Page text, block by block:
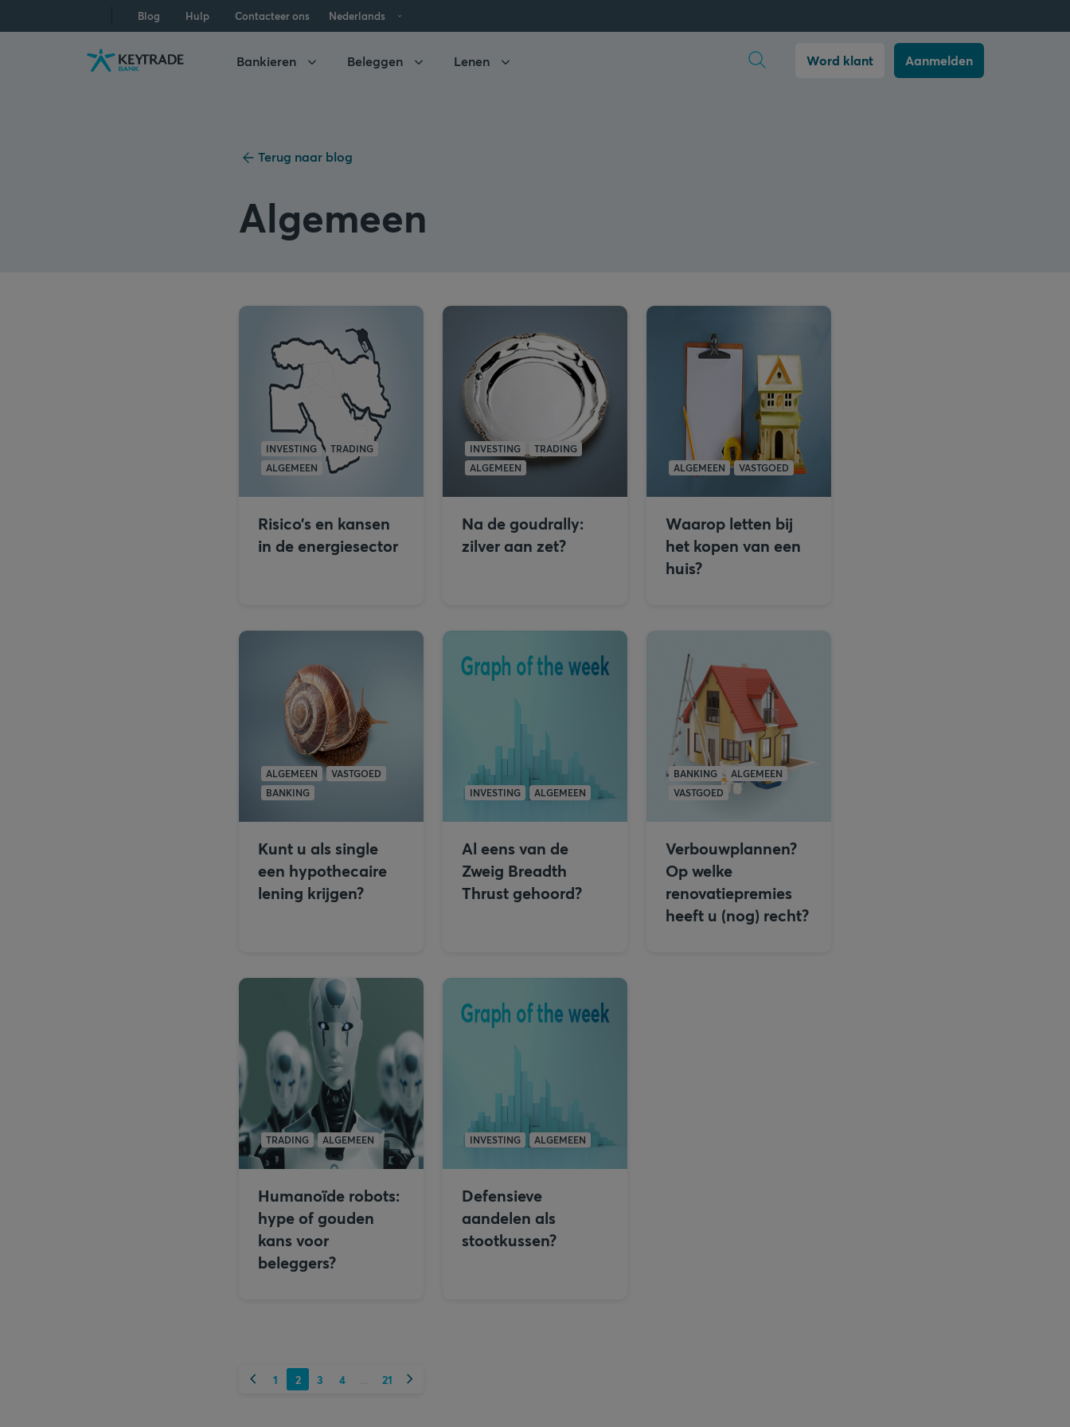
navigatie
aanmelden
inhoud
Blog Hulp Contacteer ons Nederlands
Bankieren Beleggen Lenen Word klant Aanmelden
Terug naar blog
Algemeen
INVESTING
TRADING
ALGEMEEN
Risico’s en kansen
in de energiesector
INVESTING
TRADING
ALGEMEEN
Na de goudrally:
zilver aan zet?
ALGEMEEN VASTGOED
Waarop letten bij
het kopen van een
huis?
ALGEMEEN
VASTGOED
BANKING
Kunt u als single
een hypothecaire
lening krijgen?
INVESTING ALGEMEEN
Al eens van de
Zweig Breadth
Thrust gehoord?
BANKING
ALGEMEEN
VASTGOED
Verbouwplannen?
Op welke
renovatiepremies
heeft u (nog) recht?
TRADING ALGEMEEN
Humanoïde robots:
hype of gouden
kans voor
beleggers?
INVESTING ALGEMEEN
Defensieve
aandelen als
stootkussen?
Vorige 1 2 3 4 21 Volgende